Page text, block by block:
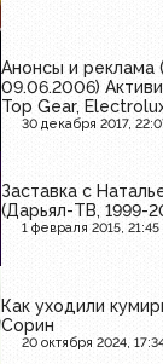
Анонсы и реклама
09.06.2006)
Top Gear,
Shoulders,
30 декабря 2017,
Заставка с
(Дарьял-ТВ, 1999-
1 февраля 2015, 21:45
Как уходили
Сорин
20 октября 2024,